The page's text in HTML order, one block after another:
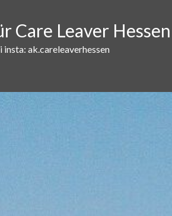
Care Leaver Hessen
ak.careleaverhessen